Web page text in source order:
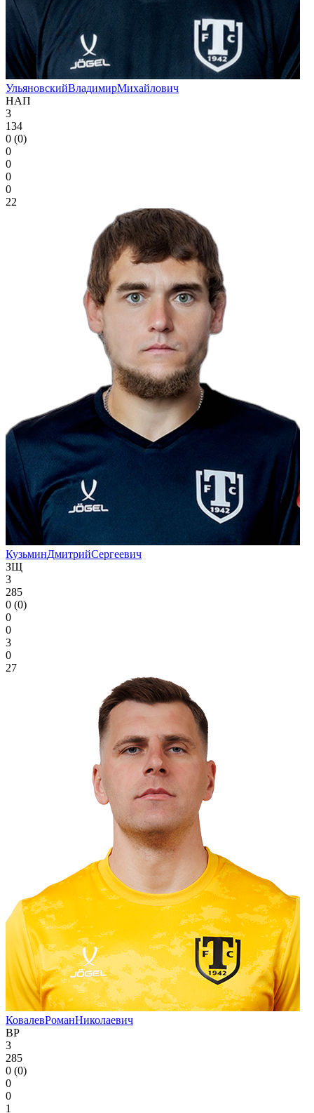
УльяновскийВладимирМихайлович
НАП
3
134
0 (0)
0
0
0
0
22
КузьминДмитрийСергеевич
ЗЩ
3
285
0 (0)
0
0
3
0
27
КовалевРоманНиколаевич
ВР
3
285
0 (0)
0
0
1